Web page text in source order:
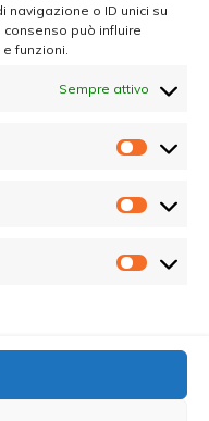
o ID unici su
può influire
funzioni.
Sempre attivo
online Registrata